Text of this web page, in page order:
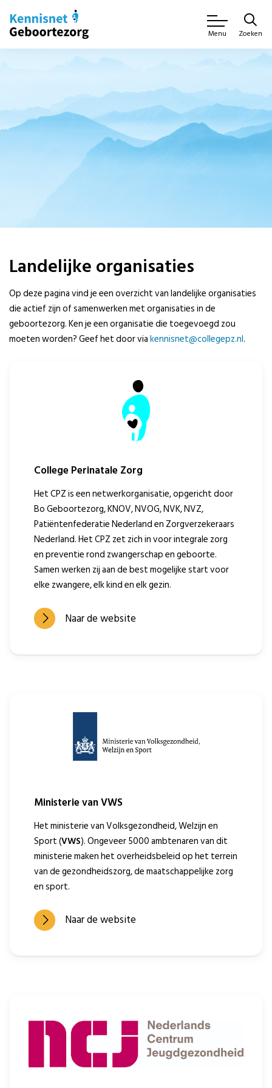
Menu Zoeken
Landelijke organisaties
Op deze pagina vind je een overzicht van landelijke organisaties
die actief zijn of samenwerken met organisaties in de
geboortezorg. Ken je een organisatie die toegevoegd zou
moeten worden? Geef het door viakennisnet@collegepz.nl.
College Perinatale Zorg
Het CPZ is een netwerkorganisatie, opgericht door
Bo Geboortezorg, KNOV, NVOG, NVK, NVZ,
Patiëntenfederatie Nederland en Zorgverzekeraars
Nederland. Het CPZ zet zich in voor integrale zorg
en preventie rond zwangerschap en geboorte.
Samen werken zij aan de best mogelijke start voor
elke zwangere, elk kind en elk gezin.
Naar de website
Ministerie van VWS
Het ministerie van Volksgezondheid, Welzijn en
Sport (VWS). Ongeveer 5000 ambtenaren van dit
ministerie maken het overheidsbeleid op het terrein
van de gezondheidszorg, de maatschappelijke zorg
en sport.
Naar de website